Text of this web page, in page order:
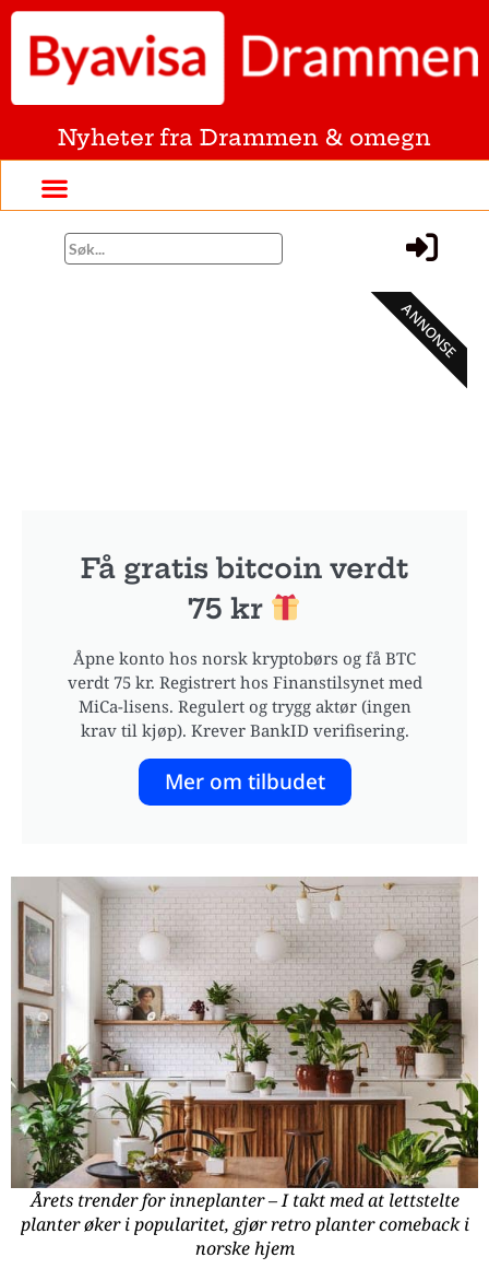
Nyheter fra Drammen & omegn
Få gratis bitcoin verdt
75 kr
Åpne konto hos norsk kryptobørs og få BTC
verdt 75 kr. Registrert hos Finanstilsynet med
MiCa-lisens. Regulert og trygg aktør (ingen
krav til kjøp). Krever BankID verifisering.
Mer om tilbudet
ANNONSE
Årets trender for inneplanter – I takt med at lettstelte
planter øker i popularitet, gjør retro planter comeback i
norske hjem